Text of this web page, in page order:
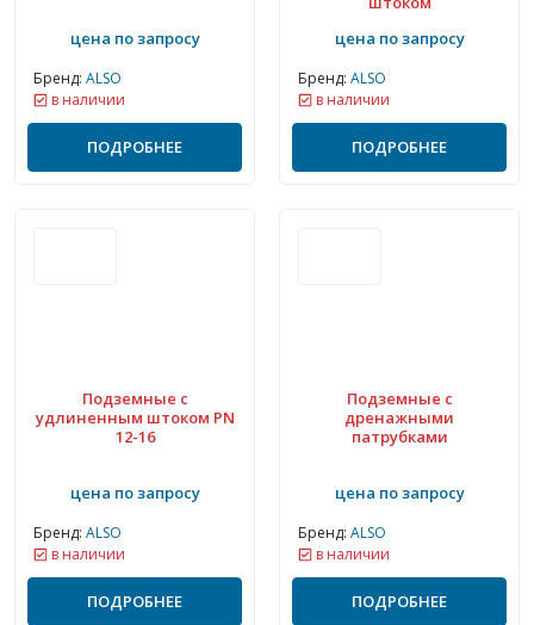
цена по запросу
Бренд: ALSO
в наличии
ПОДРОБНЕЕ
цена по запросу
Бренд: ALSO
в наличии
ПОДРОБНЕЕ
Подземные с
удлиненным штоком PN
12-16
цена по запросу
Бренд: ALSO
в наличии
ПОДРОБНЕЕ
Подземные с
дренажными
патрубками
цена по запросу
Бренд: ALSO
в наличии
ПОДРОБНЕЕ